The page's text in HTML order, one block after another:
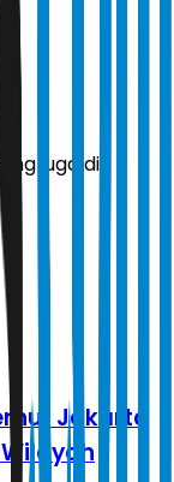
juga di
Jakarta